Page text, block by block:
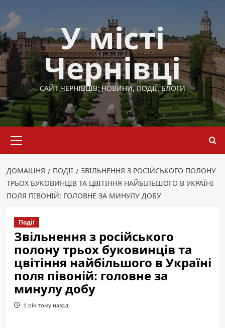
до
вмісту
У місті
Чернівці
САЙТ ЧЕРНІВЦІВ: НОВИНИ, ПОДІЇ, БЛОГИ
меню
ДОМАШНЯ ПОДІЇ
ЗВІЛЬНЕННЯ З РОСІЙСЬКОГО ПОЛОНУ
ТРЬОХ БУКОВИНЦІВ ТА ЦВІТІННЯ НАЙБІЛЬШОГО В УКРАЇНІ
ПОЛЯ ПІВОНІЙ: ГОЛОВНЕ ЗА МИНУЛУ ДОБУ
Події
Звільнення з російського
полону трьох буковинців та
цвітіння найбільшого в Україні
поля півоній: головне за
минулу добу
1 рік тому назад